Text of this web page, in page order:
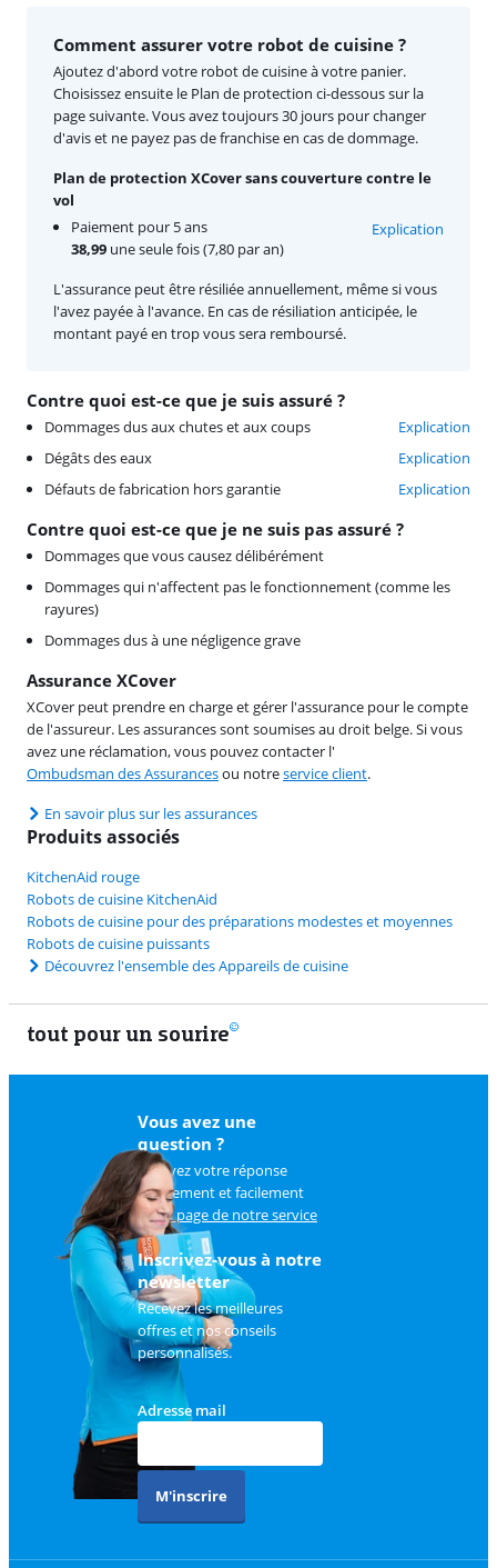
Contre quoi est-ce que je suis assuré ?
Dommages dus aux chutes et aux coups
Explication
Dégâts des eaux
Explication
Défauts de fabrication hors garantie
Explication
Contre quoi est-ce que je ne suis pas assuré ?
Dommages que vous causez délibérément
Dommages qui n'affectent pas le fonctionnement (comme les
rayures)
Dommages dus à une négligence grave
Assurance XCover
XCover peut prendre en charge et gérer l'assurance pour le compte
de l'assureur. Les assurances sont soumises au droit belge. Si vous
avez une réclamation, vous pouvez contacter l'
Ombudsman des Assurancesou notreservice client.
En savoir plus sur les assurances
Comment assurer votre robot de cuisine ?
Ajoutez d'abord votre robot de cuisine à votre panier.
Choisissez ensuite le Plan de protection ci-dessous sur la
page suivante. Vous avez toujours 30 jours pour changer
d'avis et ne payez pas de franchise en cas de dommage.
Plan de protection XCover sans couverture contre le
vol
Paiement pour 5 ans
38,99 une seule fois (7,80 par an)
Explication
L'assurance peut être résiliée annuellement, même si vous
l'avez payée à l'avance. En cas de résiliation anticipée, le
montant payé en trop vous sera remboursé.
Produits associés
KitchenAid rouge
Robots de cuisine KitchenAid
Robots de cuisine pour des préparations modestes et moyennes
Robots de cuisine puissants
Découvrez l'ensemble des Appareils de cuisine
tout pour un sourire
Vous avez une
question ?
Trouvez votre réponse
rapidement et facilement
surla page de notre service
client.
Inscrivez-vous à notre
newsletter
Recevez les meilleures
offres et nos conseils
personnalisés.
Adresse mail
M'inscrire